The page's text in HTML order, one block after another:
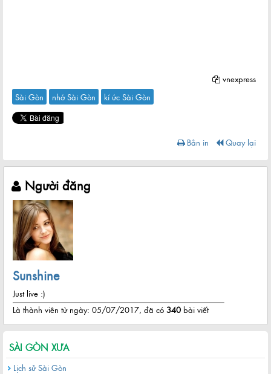
vnexpress
Sài Gòn
nhớ Sài Gòn kí ức Sài Gòn
Bản in Quay lại
Người đăng
Sunshine
Just live :)
Là thành viên từ ngày: 05/07/2017, đã có 340 bài viết
SÀI GÒN XƯA
Lịch sử Sài Gòn